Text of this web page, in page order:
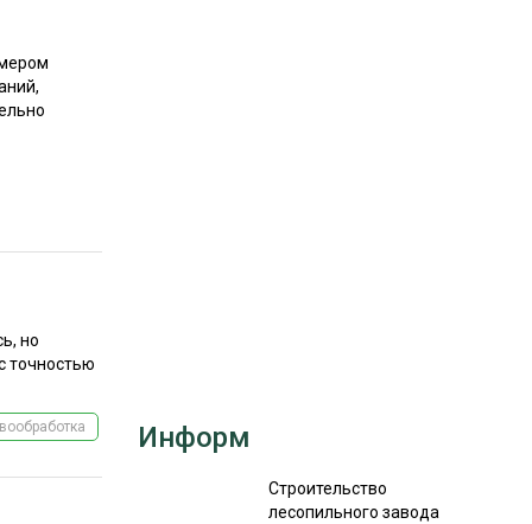
но
точностью
Информ
Строительство
лесопильного завода